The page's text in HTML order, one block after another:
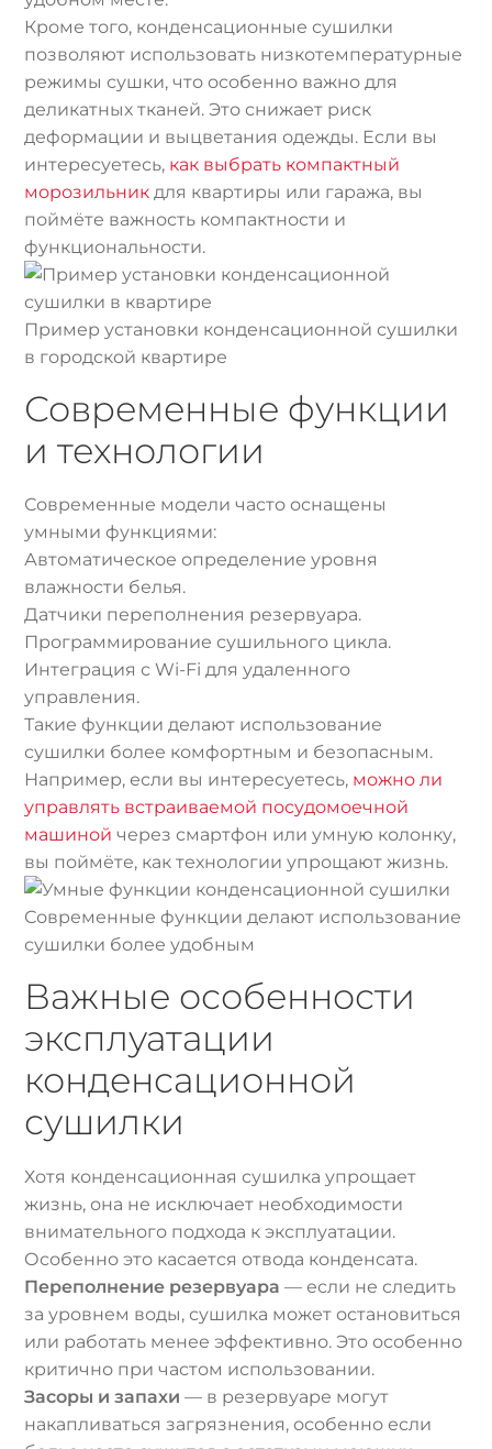
Кроме того, конденсационные сушилки
позволяют использовать низкотемпературные
режимы сушки, что особенно важно для
деликатных тканей. Это снижает риск
деформации и выцветания одежды. Если вы
интересуетесь, как выбрать компактный
морозильник для квартиры или гаража, вы
поймёте важность компактности и
функциональности.
Пример установки конденсационной сушилки
в городской квартире
Современные функции
и технологии
Современные модели часто оснащены
умными функциями:
Автоматическое определение уровня
влажности белья.
Датчики переполнения резервуара.
Программирование сушильного цикла.
Интеграция с Wi-Fi для удаленного
управления.
Такие функции делают использование
сушилки более комфортным и безопасным.
Например, если вы интересуетесь, можно ли
управлять встраиваемой посудомоечной
машиной через смартфон или умную колонку,
вы поймёте, как технологии упрощают жизнь.
Современные функции делают использование
сушилки более удобным
Важные особенности
эксплуатации
конденсационной
сушилки
Хотя конденсационная сушилка упрощает
жизнь, она не исключает необходимости
внимательного подхода к эксплуатации.
Особенно это касается отвода конденсата.
Переполнение резервуара — если не следить
за уровнем воды, сушилка может остановиться
или работать менее эффективно. Это особенно
критично при частом использовании.
Засоры и запахи — в резервуаре могут
накапливаться загрязнения, особенно если